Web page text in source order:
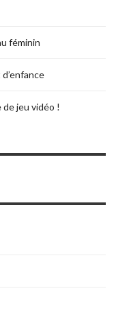
féminin
jeu vidéo !